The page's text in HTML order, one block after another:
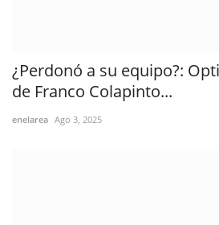
¿Perdonó a su equipo?:
de Franco Colapinto...
enelarea Ago 3, 2025